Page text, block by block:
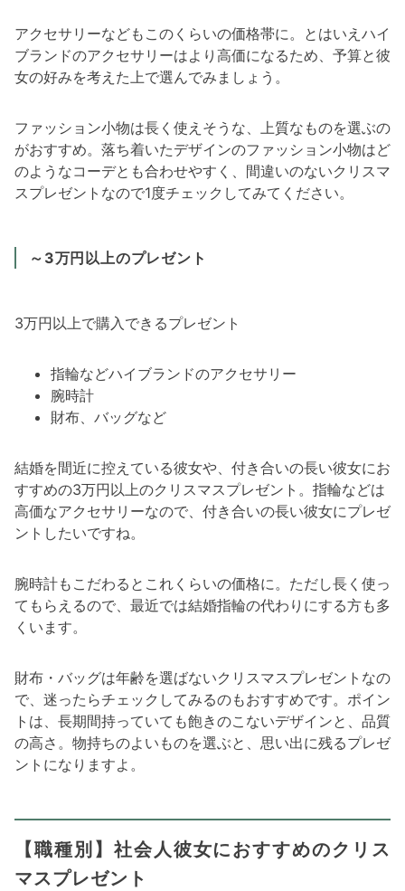
アクセサリーなどもこのくらいの価格帯に。とはいえハイ
ブランドのアクセサリーはより高価になるため、予算と彼
女の好みを考えた上で選んでみましょう。
ファッション小物は長く使えそうな、上質なものを選ぶの
がおすすめ。落ち着いたデザインのファッション小物はど
のようなコーデとも合わせやすく、間違いのないクリスマ
スプレゼントなので1度チェックしてみてください。
～3万円以上のプレゼント
3万円以上で購入できるプレゼント
指輪などハイブランドのアクセサリー
腕時計
財布、バッグなど
結婚を間近に控えている彼女や、付き合いの長い彼女にお
すすめの3万円以上のクリスマスプレゼント。指輪などは
高価なアクセサリーなので、付き合いの長い彼女にプレゼ
ントしたいですね。
腕時計もこだわるとこれくらいの価格に。ただし長く使っ
てもらえるので、最近では結婚指輪の代わりにする方も多
くいます。
財布・バッグは年齢を選ばないクリスマスプレゼントなの
で、迷ったらチェックしてみるのもおすすめです。ポイン
トは、長期間持っていても飽きのこないデザインと、品質
の高さ。物持ちのよいものを選ぶと、思い出に残るプレゼ
ントになりますよ。
【職種別】社会人彼女におすすめのクリス
マスプレゼント